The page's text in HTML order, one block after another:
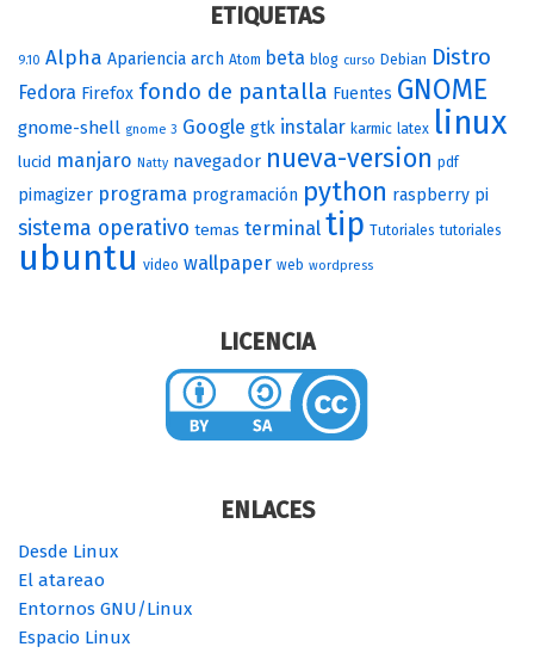
ETIQUETAS
9.10 Alpha Apariencia arch Atom beta blog curso Debian Distro
Fedora Firefox fondo de pantalla Fuentes GNOME
gnome-shell gnome 3 Google gtk instalar karmic latex linux
lucid manjaro Natty navegador nueva-version pdf
pimagizer programa programación python raspberry pi
sistema operativo temas terminal tip Tutoriales tutoriales
ubuntu video wallpaper web wordpress
LICENCIA
ENLACES
Desde Linux
El atareao
Entornos GNU/Linux
Espacio Linux